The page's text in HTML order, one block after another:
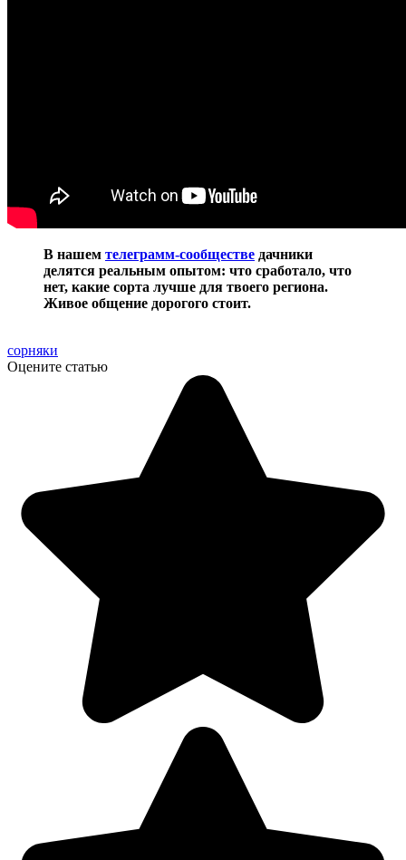
В нашем телеграмм-сообществе дачники
делятся реальным опытом: что сработало, что
нет, какие сорта лучше для твоего региона.
Живое общение дорогого стоит.
сорняки
Оцените статью